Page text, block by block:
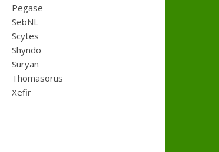
Pegase
SebNL
Scytes
Shyndo
Suryan
Thomasorus
Xefir